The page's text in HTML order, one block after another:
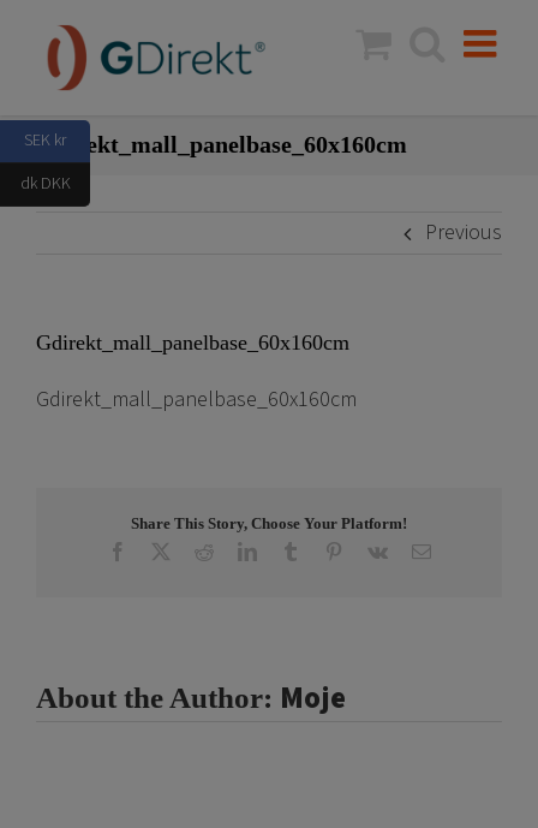
content
Gdirekt_mall_panelbase_60x160cm
Previous
Gdirekt_mall_panelbase_60x160cm
Gdirekt_mall_panelbase_60x160cm
Share This Story, Choose Your Platform!
Facebook RedditLinkedInTumblr Pinterest
Vk Email
About the Author: Moje
SEK kr
dk DKK